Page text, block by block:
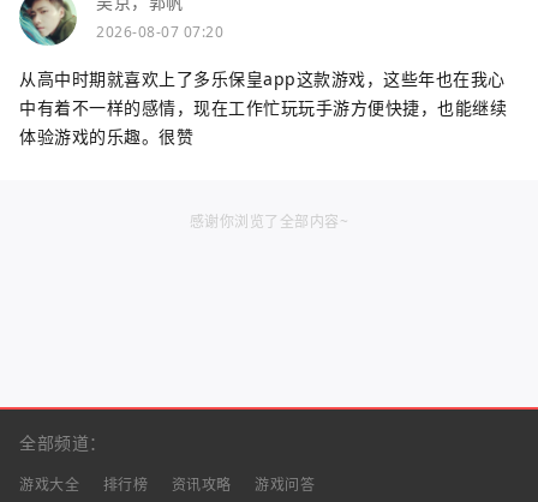
2026-08-07 07:20
从高中时期就喜欢上了多乐保皇app这款游戏，这些年也在我心
中有着不一样的感情，现在工作忙玩玩手游方便快捷，也能继续
体验游戏的乐趣。很赞
感谢你浏览了全部内容~
全部频道：
游戏大全 排行榜 资讯攻略 游戏问答